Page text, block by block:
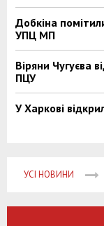
Добкіна
УПЦ МП
Віряни Чугуєва
ПЦУ
У Харкові
УСІ НОВИНИ